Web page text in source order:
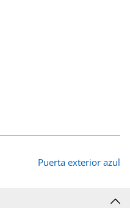
Puerta exterior azul